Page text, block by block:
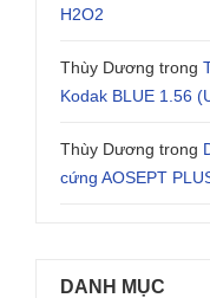
H2O2
Thùy Dương trong
Kodak BLUE 1.56
Thùy Dương trong
cứng AOSEPT
DANH MỤC